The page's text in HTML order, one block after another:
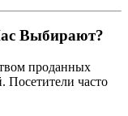
Выбирают?
проданных
Посетители часто